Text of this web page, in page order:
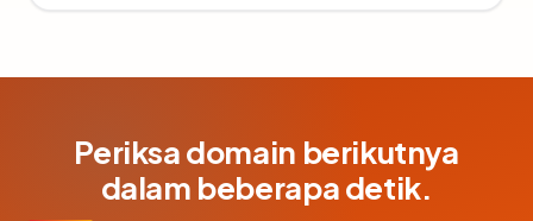
Periksa domain berikutnya
dalam beberapa detik.